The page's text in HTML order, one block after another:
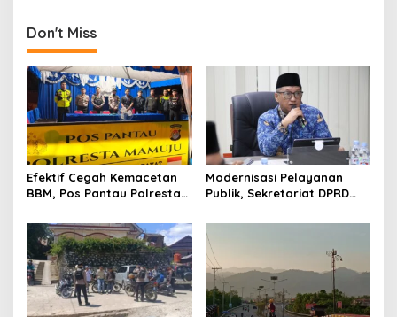
Don't Miss
Efektif Cegah Kemacetan
BBM, Pos Pantau Polresta
SPBU Kali Mamuju
Modernisasi Pelayanan
Publik, Sekretariat DPRD
Luncurkan Aplikasi SIPAKDE